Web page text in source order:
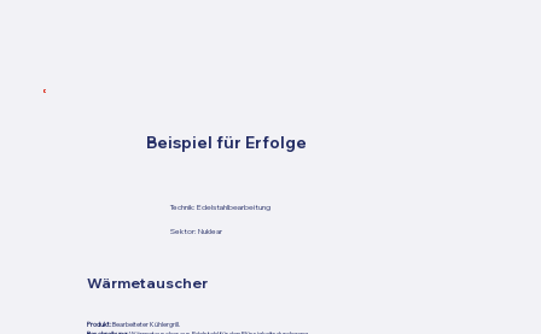
Beispiel für Erfolge
Technik: Edelstahlbearbeitung
Sektor: Nuklear
Wärmetauscher
Produkt:Bearbeiteter Kühlergrill.